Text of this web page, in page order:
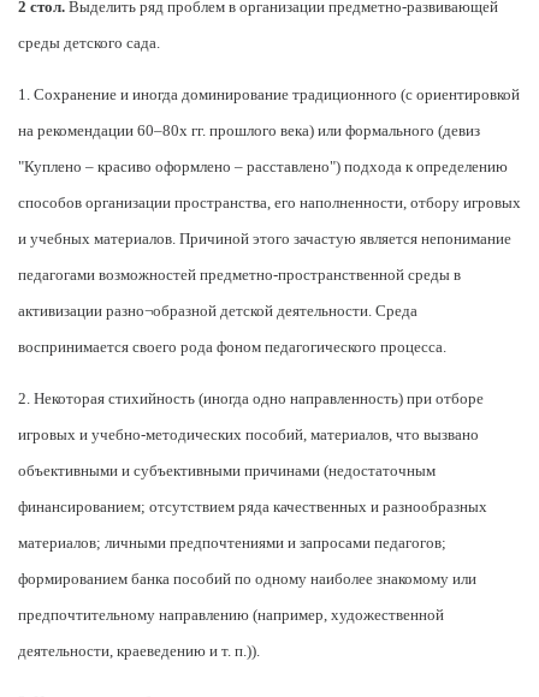
2 стол. Выделить ряд проблем в организации предметно-развивающей
среды детского сада.
1. Сохранение и иногда доминирование традиционного (с ориентировкой
на рекомендации 60–80х гг. прошлого века) или формального (девиз
"Куплено – красиво оформлено – расставлено") подхода к определению
способов организации пространства, его наполненности, отбору игровых
и учебных материалов. Причиной этого зачастую является непонимание
педагогами возможностей предметно-пространственной среды в
активизации разно¬образной детской деятельности. Среда
воспринимается своего рода фоном педагогического процесса.
2. Некоторая стихийность (иногда одно направленность) при отборе
игровых и учебно-методических пособий, материалов, что вызвано
объективными и субъективными причинами (недостаточным
финансированием; отсутствием ряда качественных и разнообразных
материалов; личными предпочтениями и запросами педагогов;
формированием банка пособий по одному наиболее знакомому или
предпочтительному направлению (например, художественной
деятельности, краеведению и т. п.)).